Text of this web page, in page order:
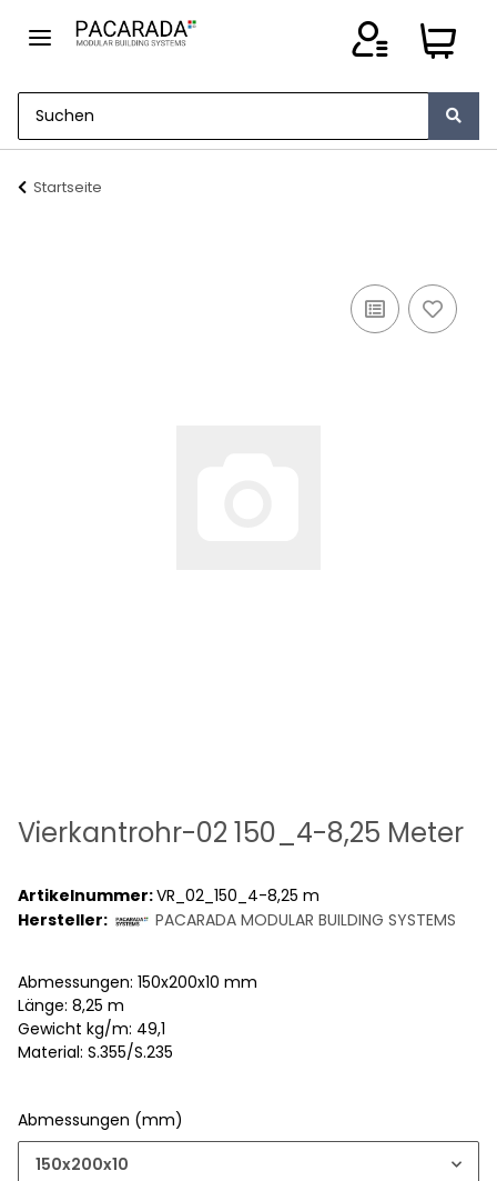
Startseite
Vierkantrohr-02 150_4-8,25 Meter
Artikelnummer:VR_02_150_4-8,25 m
Hersteller:
PACARADA MODULAR BUILDING SYSTEMS
Abmessungen: 150x200x10 mm
Länge: 8,25 m
Gewicht kg/m: 49,1
Material: S.355/S.235
Abmessungen (mm)
150x200x10